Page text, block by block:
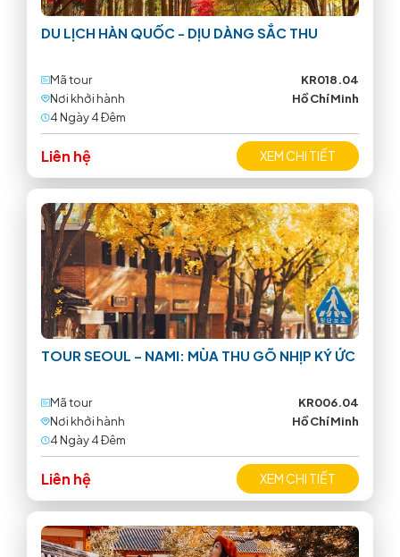
DU LỊCH HÀN QUỐC - DỊU DÀNG SẮC THU
Mã tour
KR018.04
Nơi khởi hành
Hồ Chí Minh
4 Ngày 4 Ðêm
Liên hệ XEM CHI TIẾT
TOUR SEOUL – NAMI: MÙA THU GÕ NHỊP KÝ ỨC
Mã tour
KR006.04
Nơi khởi hành
Hồ Chí Minh
4 Ngày 4 Ðêm
Liên hệ XEM CHI TIẾT